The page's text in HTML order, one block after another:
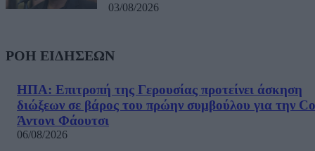
03/08/2026
ΡΟΗ ΕΙΔΗΣΕΩΝ
ΗΠΑ: Επιτροπή της Γερουσίας προτείνει άσκηση
διώξεων σε βάρος του πρώην συμβούλου για την
Άντονι Φάουτσι
06/08/2026